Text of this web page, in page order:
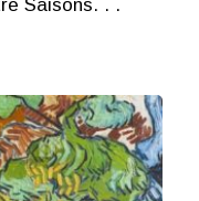
Saisons. . .